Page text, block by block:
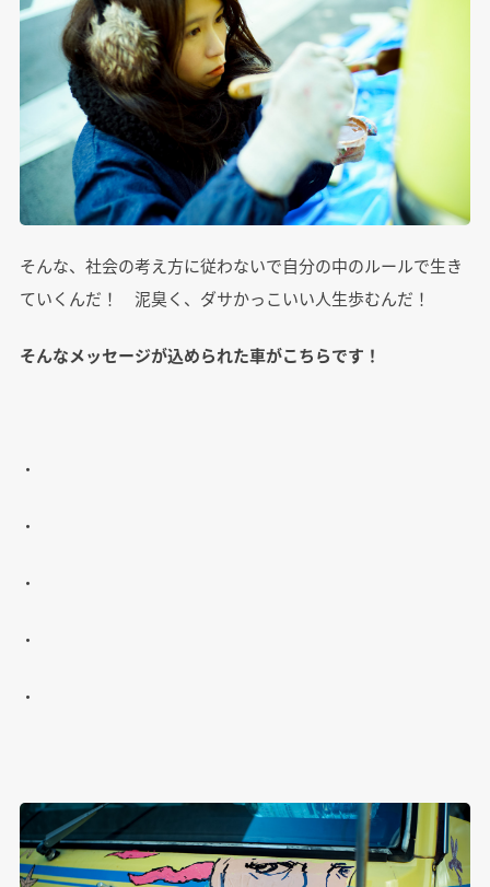
そんな、社会の考え方に従わないで自分の中のルールで生き
ていくんだ！ 泥臭く、ダサかっこいい人生歩むんだ！
そんなメッセージが込められた車がこちらです！
・
・
・
・
・